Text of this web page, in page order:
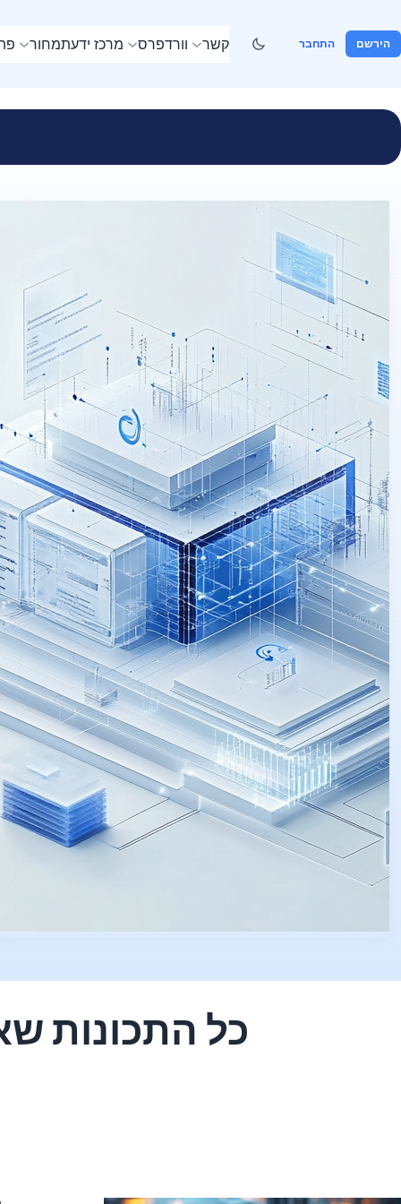
תמחורמרכז ידע וורדפרס קשר התחבר הירשם
כל התכונות